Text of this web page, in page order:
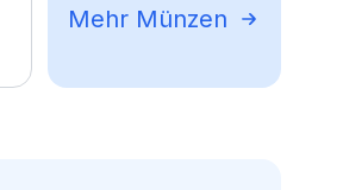
Mehr Münzen